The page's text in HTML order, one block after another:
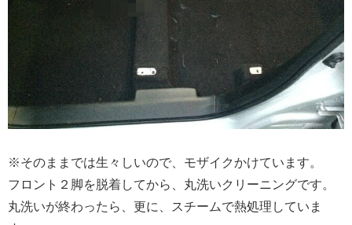
※そのままでは生々しいので、モザイクかけています。
フロント２脚を脱着してから、丸洗いクリーニングです。
丸洗いが終わったら、更に、スチームで熱処理していま